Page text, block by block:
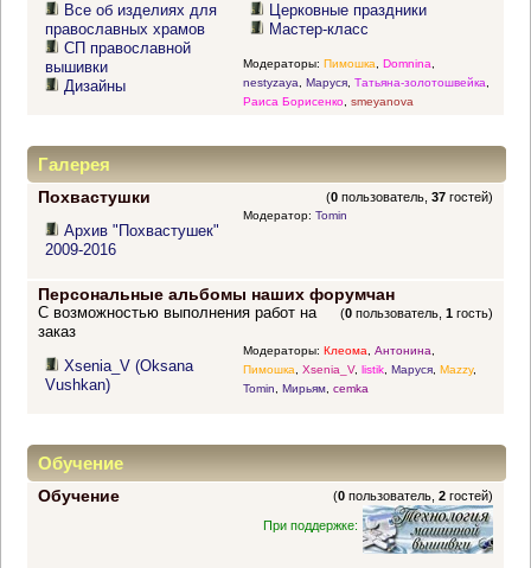
Все об изделиях для
православных храмов
СП православной
вышивки
Дизайны
Церковные праздники
Мастер-класс
Модераторы: Пимошка Domnina
nestyzaya
Маруся, Татьяна-золотошвейка
Раиса Борисенко, smeyanova
Галерея
Похвастушки (0 пользователь,37 гостей)
Архив "Похвастушек"
2009-2016
Модератор: Tomin
Персональные альбомы наших форумчан
(0 пользователь,1 гость)
С возможностью выполнения работ на
заказ
Xsenia_V (Oksana
Vushkan)
Модераторы: Клеома, Антонина,
Пимошка, Xsenia_V, listik, Маруся, Mazzy,
Tomin, Мирьям, cemka
Обучение
Обучение (0 пользователь,2 гостей)
При поддержке: